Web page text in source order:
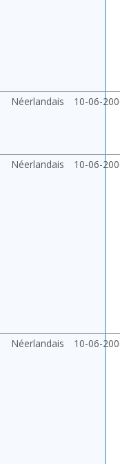
Néerlandais 10-06-
Néerlandais 10-06-
Néerlandais 10-06-